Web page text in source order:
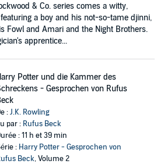
& Co. series comes a witty,
a boy and his not-so-tame djinni,
Fowl and Amari and the Night Brothers.
apprentice...
Potter und die Kammer des
- Gesprochen von Rufus
:J.K. Rowling
par : Rufus Beck
: 11 h et 39 min
: Harry Potter - Gesprochen von
Beck, Volume 2